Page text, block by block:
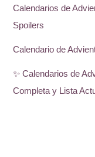
Calendarios de
Spoilers
Calendario de
✨ Calendarios de
Completa y Lista